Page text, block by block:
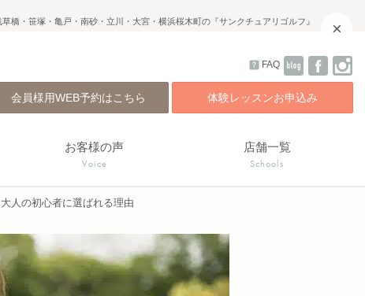
・笹塚・亀戸・南砂・立川・大宮・横浜桜木町の『サンクチュアリゴルフ』
FAQ
会員様用WEB予約はこちら 体験レッスンお申込み
お客様の声
Voice
店舗一覧
Schools
人の初心者に選ばれる理由
×